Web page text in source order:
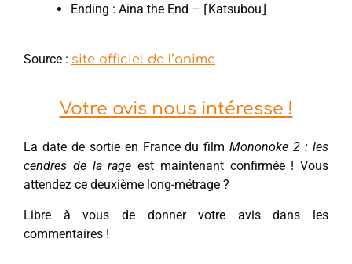
Ending : Aina the End – ⌈Katsubou⌋
Source : site officiel de l’anime
Votre avis nous intéresse !
La date de sortie en France du filmMononoke 2 : les
cendres de la rage est maintenant confirmée ! Vous
attendez ce deuxième long-métrage ?
Libre à vous de donner votre avis dans les
commentaires !